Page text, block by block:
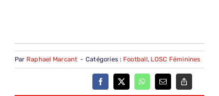
Par Raphael Marcant - Catégories : Football, LOSC Féminines